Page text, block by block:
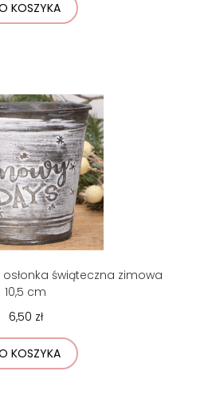
KOSZYKA
świąteczna zimowa
10,5 cm
6,50 zł
KOSZYKA